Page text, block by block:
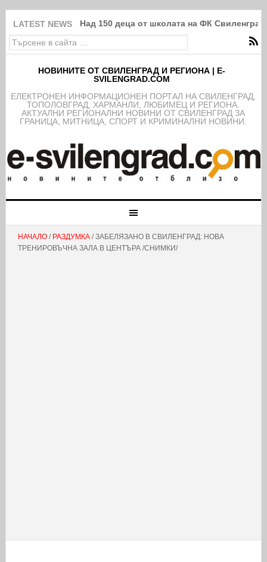
LATEST NEWS Над 150 деца от школата на ФК
НОВИНИТЕ ОТ СВИЛЕНГРАД И РЕГИОНА | E-
SVILENGRAD.COM
EЛЕКТРОНЕН ИНФОРМАЦИОНЕН ПОРТАЛ НА СВИЛЕНГРАД,
ТОПОЛОВГРАД, ХАРМАНЛИ, ЛЮБИМЕЦ И РЕГИОНА.
АКТУАЛНИ РЕГИОНАЛНИ НОВИНИ ОТ СВИЛЕНГРАД ЗА
ГРАНИЦА, МИТНИЦА, СПОРТ И КРИМИНАЛНИ НОВИНИ.
НАЧАЛО/ РАЗДУМКА/ ЗАБЕЛЯЗАНО В СВИЛЕНГРАД: НОВА
ТРЕНИРОВЪЧНА ЗАЛА В ЦЕНТЪРА /СНИМКИ/